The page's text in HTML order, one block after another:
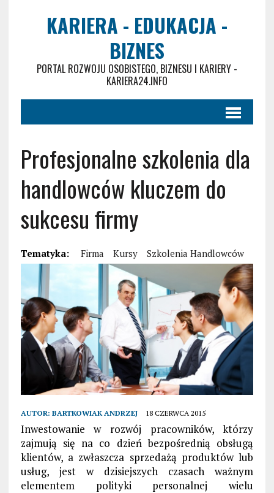
KARIERA - EDUKACJA -
BIZNES
PORTAL ROZWOJU OSOBISTEGO, BIZNESU I KARIERY -
KARIERA24.INFO
Profesjonalne szkolenia dla
handlowców kluczem do
sukcesu firmy
Tematyka: Firma Kursy Szkolenia Handlowców
AUTOR: BARTKOWIAK ANDRZEJ 18 CZERWCA 2015
Inwestowanie w rozwój pracowników, którzy
zajmują się na co dzień bezpośrednią obsługą
klientów, a zwłaszcza sprzedażą produktów lub
usług, jest w dzisiejszych czasach ważnym
elementem polityki personalnej wielu